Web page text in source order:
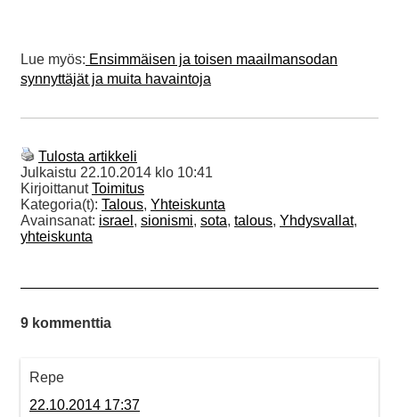
Lue myös: Ensimmäisen ja toisen maailmansodan
synnyttäjät ja muita havaintoja
Tulosta artikkeli
Julkaistu 22.10.2014 klo 10:41
KirjoittanutToimitus
Kategoria(t): Talous, Yhteiskunta
Avainsanat: israel , sionismi, sota, talous, Yhdysvallat,
yhteiskunta
9 kommenttia
Repe
22.10.2014 17:37